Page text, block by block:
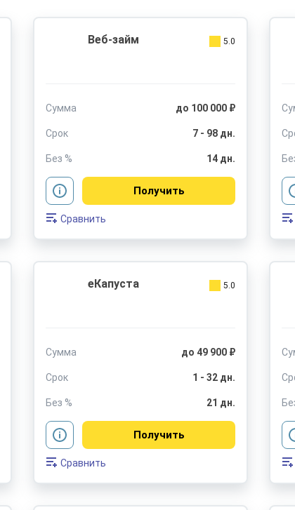
Веб-займ 5.0
Сумма до 100 000 ₽
Срок 7 - 98 дн.
Без % 14 дн.
Получить
Сравнить
еКапуста 5.0
Сумма до 49 900 ₽
Срок 1 - 32 дн.
Без % 21 дн.
Получить
Сравнить